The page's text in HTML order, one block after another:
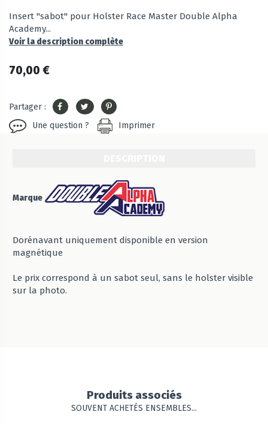
Insert "sabot" pour Holster Race Master Double Alpha
Academy...
Voir la description complète
70,00 €
Partager :
Une question ?
Imprimer
Marque
Dorénavant uniquement disponible en version
magnétique
Le prix correspond à un sabot seul, sans le holster visible
sur la photo.
Produits associés
SOUVENT ACHETÉS ENSEMBLES...